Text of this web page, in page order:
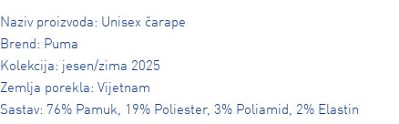
Naziv proizvoda: Unisex čarape
Brend: Puma
Kolekcija: jesen/zima 2025
Zemlja porekla: Vijetnam
Sastav: 76% Pamuk, 19% Poliester, 3% Poliamid, 2% Elastin